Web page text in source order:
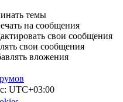
темы
на сообщения
свои сообщения
свои сообщения
вложения
UTC+03:00